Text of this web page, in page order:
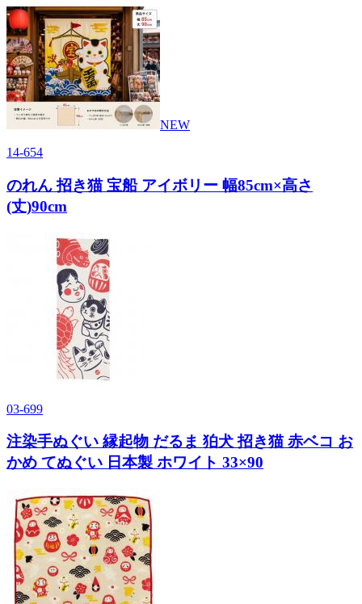
NEW
14-654
のれん 招き猫 宝船 アイボリー 幅85cm×高さ
(丈)90cm
03-699
注染手ぬぐい 縁起物 だるま 狛犬 招き猫 赤ベコ お
かめ てぬぐい 日本製 ホワイト 33×90